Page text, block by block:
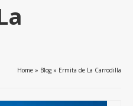
Home » Blog » Ermita de La Carrodilla